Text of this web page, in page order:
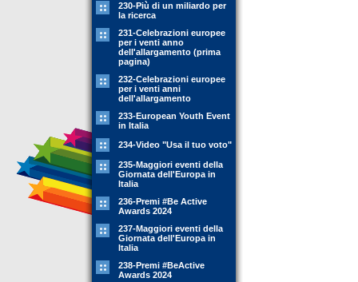
230-Più di un miliardo per
la ricerca
231-Celebrazioni europee
per i venti anno
dell'allargamento (prima
pagina)
232-Celebrazioni europee
per i venti anni
dell'allargamento
233-European Youth Event
in Italia
234-Video "Usa il tuo voto"
235-Maggiori eventi della
Giornata dell'Europa in
Italia
236-Premi #Be Active
Awards 2024
237-Maggiori eventi della
Giornata dell'Europa in
Italia
238-Premi #BeActive
Awards 2024